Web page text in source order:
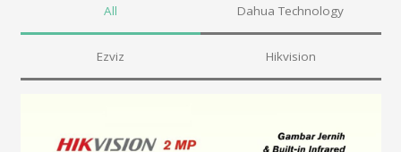
All Dahua Technology
Ezviz Hikvision